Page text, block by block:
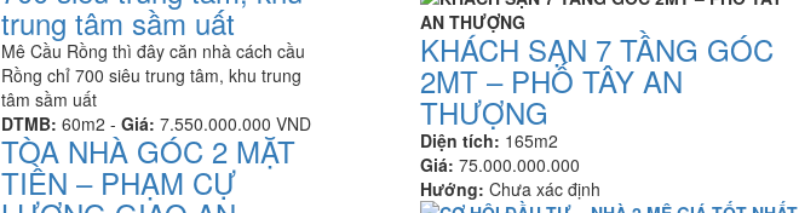
trung tâm sầm uất
Mê Cầu Rồng thì đây căn nhà cách cầu
Rồng chỉ 700 siêu trung tâm, khu trung
tâm sầm uất
DTMB: 60m2 - Giá: 7.550.000.000 VND
TÒA NHÀ GÓC 2 MẶT
TIỀN – PHẠM CỰ
KHÁCH SẠN 7 TẦNG GÓC
2MT – PHỐ TÂY AN
THƯỢNG
Diện tích: 165m2
Giá: 75.000.000.000
Hướng: Chưa xác định